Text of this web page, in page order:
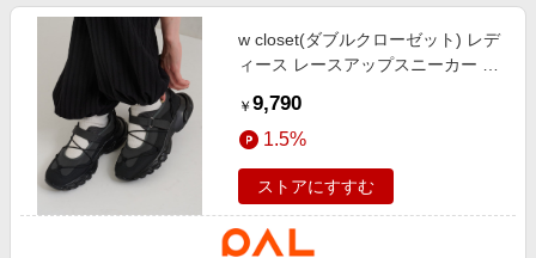
w closet(ダブルクローゼット) レデ
ィース レースアップスニーカー グ
￥ 9,790
1.5%
ストアにすすむ